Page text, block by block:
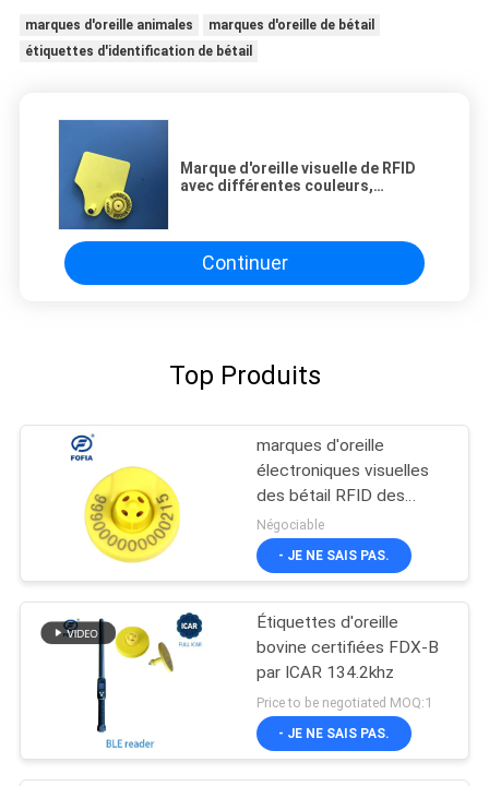
marques d'oreille animales
marques d'oreille de bétail
étiquettes d'identification de bétail
Marque d'oreille visuelle de RFID
avec différentes couleurs,
Continuer
Top Produits
marques d'oreille
électroniques visuelles
des bétail RFID des
moutons 134.2Khz
Négociable
- JE NE SAIS PAS.
Étiquettes d'oreille
bovine certifiées FDX-B
par ICAR 134.2khz
Price to be negotiated MOQ:1
- JE NE SAIS PAS.